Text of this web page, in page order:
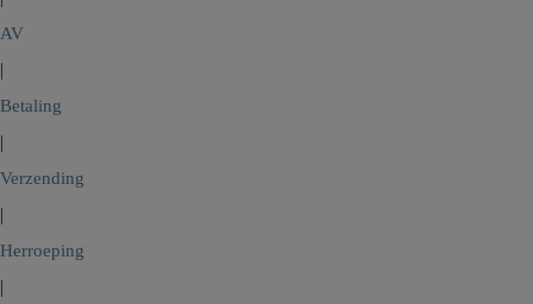
AV
|
Betaling
|
Verzending
|
Herroeping
|